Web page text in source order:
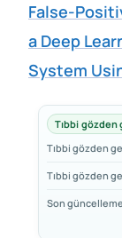
False-
a Deep
System
Tıbbi gözden
Tıbbi gözden
Tıbbi gözden
Son güncelleme